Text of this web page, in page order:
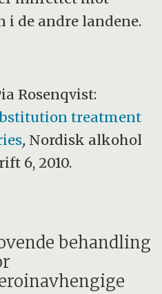
i de andre landene.
Rosenqvist:
treatment
, Nordisk alkohol
6, 2010.
behandling